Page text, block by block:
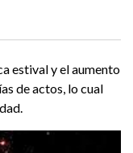
estival y el aumento
de actos, lo cual